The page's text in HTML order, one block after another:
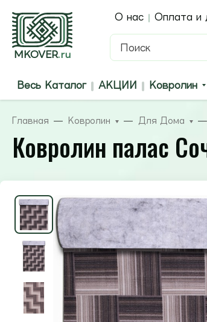
MKOVER.ru
О нас Оплата и
Весь Каталог АКЦИИ Ковролин
Главная Ковролин Для Дома
Ковролин палас